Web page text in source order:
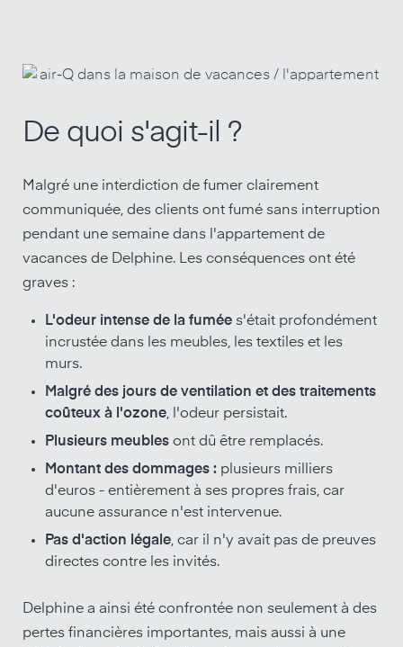
De quoi s'agit-il ?
Malgré une interdiction de fumer clairement
communiquée, des clients ont fumé sans interruption
pendant une semaine dans l'appartement de
vacances de Delphine. Les conséquences ont été
graves :
L'odeur intense de la fumée s'était profondément
incrustée dans les meubles, les textiles et les
murs.
Malgré des jours de ventilation et des traitements
coûteux à l'ozone, l'odeur persistait.
Plusieurs meubles ont dû être remplacés.
Montant des dommages : plusieurs milliers
d'euros - entièrement à ses propres frais, car
aucune assurance n'est intervenue.
Pas d'action légale, car il n'y avait pas de preuves
directes contre les invités.
Delphine a ainsi été confrontée non seulement à des
pertes financières importantes, mais aussi à une